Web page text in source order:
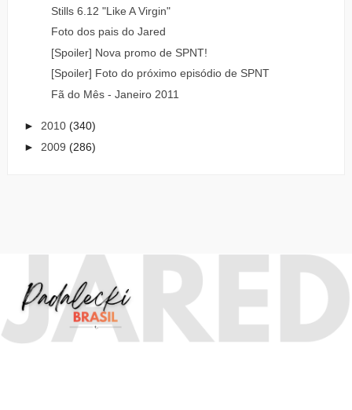
Stills 6.12 "Like A Virgin"
Foto dos pais do Jared
[Spoiler] Nova promo de SPNT!
[Spoiler] Foto do próximo episódio de SPNT
Fã do Mês - Janeiro 2011
► 2010 (340)
► 2009 (286)